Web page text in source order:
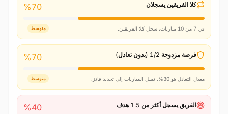
كلا الفريقين يسجلان 70
%
في 7 من 10 مباريات، سجل كلا الفريقين. متوسط
فرصة مزدوجة 1/2 (بدون تعادل) 70
%
معدل التعادل هو 30%. تميل المباريات إلى تحديد فائز. متوسط
الفريق يسجل أكثر من 1.5 هدف 40
%